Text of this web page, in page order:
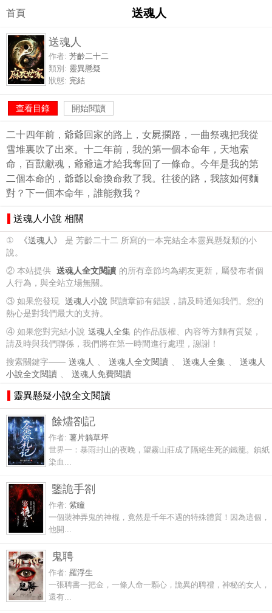
首頁 送魂人
送魂人
作者: 芳齡二十二
類別: 靈異懸疑
狀態: 完結
查看目錄 開始閱讀
二十四年前，爺爺回家的路上，女屍攔路，一曲祭魂把我從
雪堆裏吹了出來。十二年前，我的第一個本命年，天地索
命，百獸獻魂，爺爺這才給我奪回了一條命。今年是我的第
二個本命的，爺爺以命換命救了我。往後的路，我該如何麵
對？下一個本命年，誰能救我？
送魂人小說 相關
① 《送魂人》
是 芳齡二十二 所寫的一本完結全本靈異懸疑類的小
說。
② 本站提供 送魂人全文閱讀 的所有章節均為網友更新，屬發布者個
人行為，與全站立場無關。
③ 如果您發現 送魂人小說 閱讀章節有錯誤，請及時通知我們。您的
熱心是對我們最大的支持。
④ 如果您對完結小說 送魂人全集 的作品版權、內容等方麵有質疑，
請及時與我們聯係，我們將在第一時間進行處理，謝謝！
搜索關鍵字—— 送魂人 、 送魂人全文閱讀 、 送魂人全集 、
送魂人
小說全文閱讀 、 送魂人免費閱讀
靈異懸疑小說全文閱讀
餘燼劄記
作者: 薯片躺草坪
世界一：暴雨封山的夜晚，望霧山莊成了隔絕生死的鐵籠。鎮紙
染血...
鑒詭手劄
作者: 紫瞳
一個裝神弄鬼的神棍，竟然是千年不遇的特殊體質！因為這個，
他開...
鬼聘
作者: 羅浮生
一張聘書一把金，一條人命一顆心，詭異的聘禮，神秘的女人，
還有...